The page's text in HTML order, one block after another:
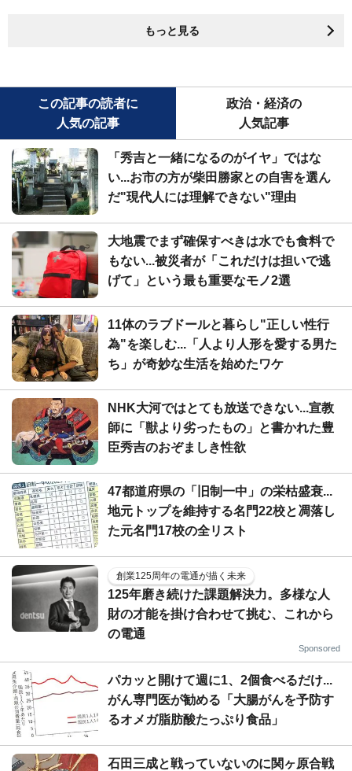
もっと見る
この記事の読者に
人気の記事
政治・経済の
人気記事
「秀吉と一緒になるのがイヤ」ではな
い...お市の方が柴田勝家との自害を選ん
だ"現代人には理解できない"理由
大地震でまず確保すべきは水でも食料で
もない...被災者が「これだけは担いで逃
げて」という最も重要なモノ2選
11体のラブドールと暮らし"正しい性行
為"を楽しむ...「人より人形を愛する男た
ち」が奇妙な生活を始めたワケ
NHK大河ではとても放送できない...宣教
師に「獣より劣ったもの」と書かれた豊
臣秀吉のおぞましき性欲
47都道府県の「旧制一中」の栄枯盛衰...
地元トップを維持する名門22校と凋落し
た元名門17校の全リスト
創業125周年の電通が描く未来
125年磨き続けた課題解決力。多様な人
財の才能を掛け合わせて挑む、これから
の電通
Sponsored
パカッと開けて週に1、2個食べるだけ...
がん専門医が勧める「大腸がんを予防す
るオメガ脂肪酸たっぷり食品」
石田三成と戦っていないのに関ヶ原合戦